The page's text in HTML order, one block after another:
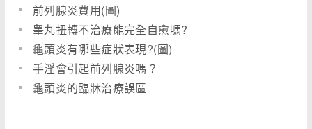
前列腺炎費用(圖)
睾丸扭轉不治療能完全自愈嗎?
龜頭炎有哪些症狀表現?(圖)
手淫會引起前列腺炎嗎？
龜頭炎的臨牀治療誤區